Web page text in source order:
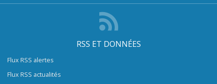
RSS ET DONNÉES
Flux RSS alertes
Flux RSS actualités